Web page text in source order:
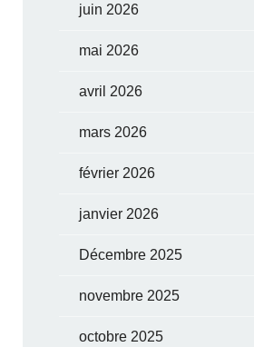
juin 2026
mai 2026
avril 2026
mars 2026
février 2026
janvier 2026
Décembre 2025
novembre 2025
octobre 2025